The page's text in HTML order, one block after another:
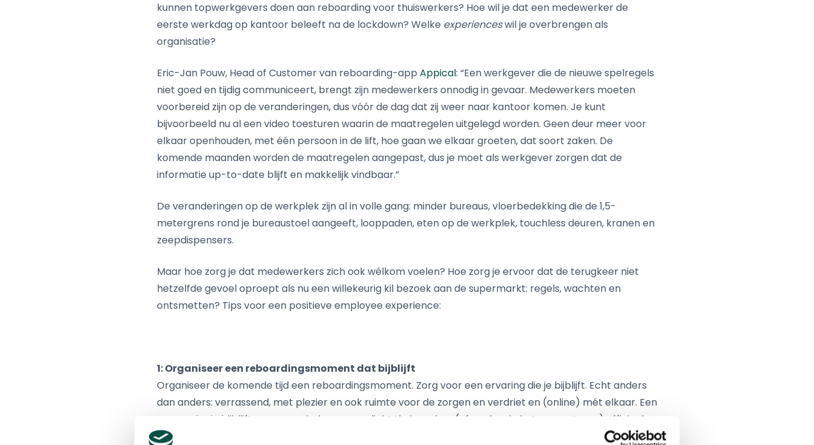
kunnen topwerkgevers doen aan reboarding voor thuiswerkers? Hoe wil je dat een medewerker de
eerste werkdag op kantoor beleeft na de lockdown? Welke experienceswil je overbrengen als
organisatie?
Eric-Jan Pouw, Head of Customer van reboarding-app Appical: “Een werkgever die de nieuwe spelregels
niet goed en tijdig communiceert, brengt zijn medewerkers onnodig in gevaar. Medewerkers moeten
voorbereid zijn op de veranderingen, dus vóór de dag dat zij weer naar kantoor komen. Je kunt
bijvoorbeeld nu al een video toesturen waarin de maatregelen uitgelegd worden. Geen deur meer voor
elkaar openhouden, met één persoon in de lift, hoe gaan we elkaar groeten, dat soort zaken. De
komende maanden worden de maatregelen aangepast, dus je moet als werkgever zorgen dat de
informatie up-to-date blijft en makkelijk vindbaar.”
De veranderingen op de werkplek zijn al in volle gang: minder bureaus, vloerbedekking die de 1,5-
metergrens rond je bureaustoel aangeeft, looppaden, eten op de werkplek, touchless deuren, kranen en
zeepdispensers.
Maar hoe zorg je dat medewerkers zich ook wélkom voelen? Hoe zorg je ervoor dat de terugkeer niet
hetzelfde gevoel oproept als nu een willekeurig kil bezoek aan de supermarkt: regels, wachten en
ontsmetten? Tips voor een positieve employee experience:
1: Organiseer een reboardingsmoment dat bijblijft
Organiseer de komende tijd een reboardingsmoment. Zorg voor een ervaring die je bijblijft. Echt anders
dan anders: verrassend, met plezier en ook ruimte voor de zorgen en verdriet en (online) mét elkaar. Een
‘event’ dat je bijblijft en een periode van verplicht thuiswerken (of werken in het coronateam) officieel
afsluit. Een moment dat het DNA van de organisatie versterkt en aansluit op de employee experience die